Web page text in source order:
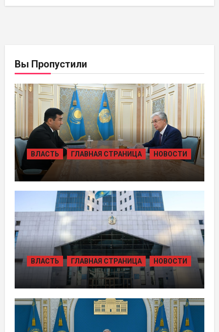
Вы Пропустили
ВЛАСТЬ ГЛАВНАЯ СТРАНИЦА НОВОСТИ
ПРЕЗИДЕНТ ПРИНЯЛ ПРЕДСЕДАТЕЛЯ
ПРАВЛЕНИЯ ХОЛДИНГА «БАЙТЕРЕК»
ВЛАСТЬ ГЛАВНАЯ СТРАНИЦА НОВОСТИ
ЖАМБЫЛЬСКОЙ ОБЛАСТИ БОЛЕЕ 80
ТЫСЯЧ ЖИТЕЛЕЙ ОБЕСПЕЧИЛИ
ГАЗОМ ЗА СЧЁТ ВОЗВРАЩЁННЫХ
АКТИВОВ